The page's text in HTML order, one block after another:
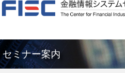
セミナー案内